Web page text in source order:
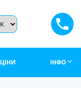
ЦІНИ ІНФО